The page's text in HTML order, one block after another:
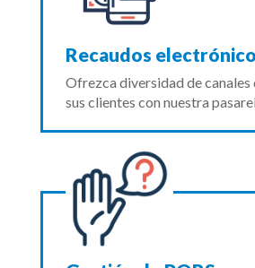
Recaudos
Ofrezca diversidad de canales
sus clientes con nuestra